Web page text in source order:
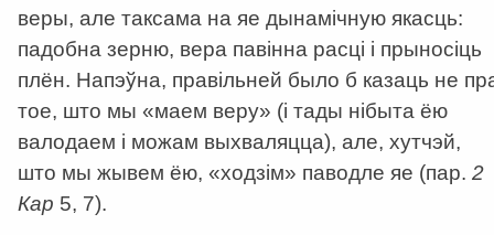
веры, але таксама на яе дынамічную якасць:
падобна зерню, вера павінна расці і прыносіць
плён. Напэўна, правільней было б казаць не
тое, што мы «маем веру» (і тады нібыта ёю
валодаем і можам выхваляцца), але, хутчэй,
што мы жывем ёю, «ходзім» паводле яе (пар. 2
Кар 5, 7).